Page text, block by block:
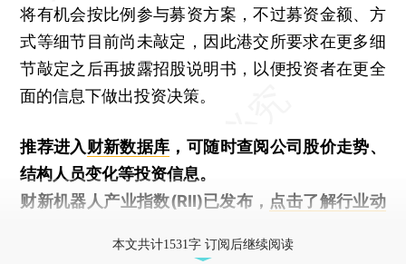
将有机会按比例参与募资方案，不过募资金额、方
式等细节目前尚未敲定，因此港交所要求在更多细
节敲定之后再披露招股说明书，以便投资者在更全
面的信息下做出投资决策。
推荐进入财新数据库 ，可随时查阅公司股价走势、
结构人员变化等投资信息。
财新机器人产业指数(RII)已发布， 点击了解行业动
本文共计1531字 订阅后继续阅读